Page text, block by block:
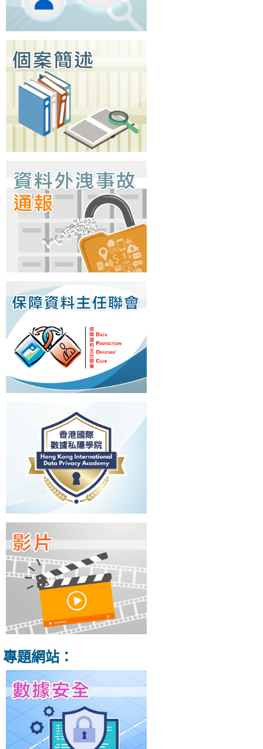
專題網站：